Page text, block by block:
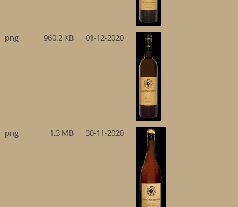
png 960.2 KB 01-12-2020
png 1.3 MB 30-11-2020